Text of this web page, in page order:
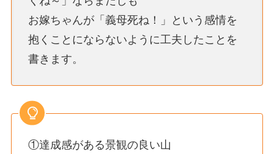
お嫁ちゃんが「義母死ね！」という感情を
抱くことにならないように工夫したことを
書きます。
①達成感がある景観の良い山